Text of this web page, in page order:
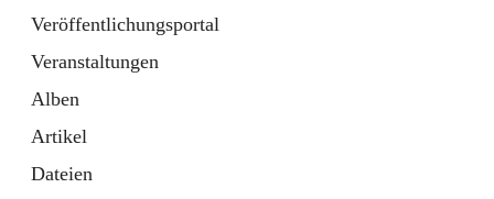
Veröffentlichungsportal
Veranstaltungen
Alben
Artikel
Dateien